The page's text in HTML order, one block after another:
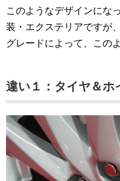
このようなデザインにな
装・エクステリアですが、
グレードによって、この
違い１：タイヤ＆ホ